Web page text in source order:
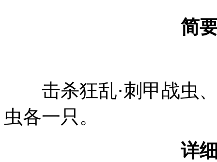
简
击杀狂乱·刺甲战虫、
虫各一只。
详